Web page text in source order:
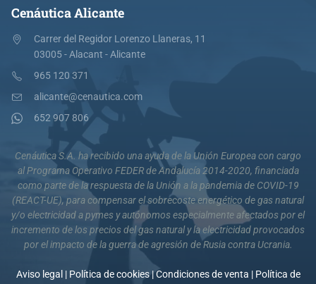
Cenáutica Alicante
Carrer del Regidor Lorenzo Llaneras, 11
03005 - Alacant - Alicante
965 120 371
alicante@cenautica.com
652 907 806
Cenáutica S.A. ha recibido una ayuda de la Unión Europea con cargo
al Programa Operativo FEDER de Andalucía 2014-2020, financiada
como parte de la respuesta de la Unión a la pandemia de COVID-19
(REACT-UE), para compensar el sobrecoste energético de gas natural
y/o electricidad a pymes y autónomos especialmente afectados por el
incremento de los precios del gas natural y la electricidad provocados
por el impacto de la guerra de agresión de Rusia contra Ucrania.
Aviso legal| Política de cookies|Condiciones de venta | Política de